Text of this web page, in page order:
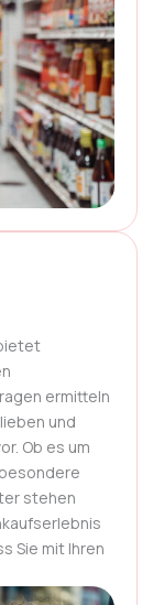
ermitteln
und
Ob es um
stehen
Sie mit Ihren